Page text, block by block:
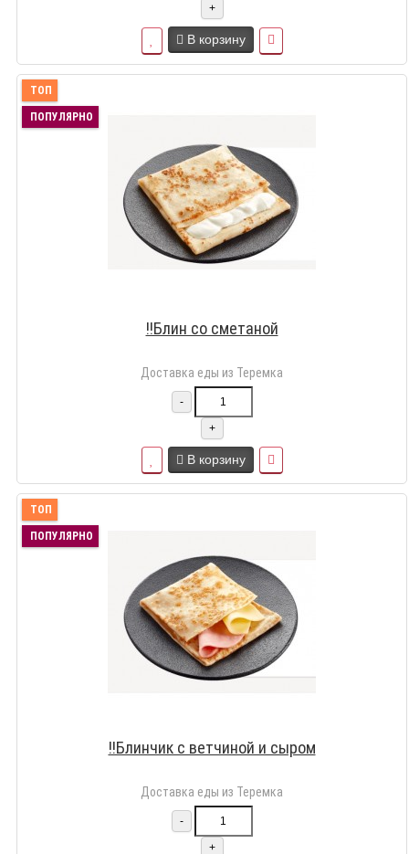
+
В корзину
ТОП
ПОПУЛЯРНО
!!Блин со сметаной
Доставка еды из Теремка
-
+
В корзину
ТОП
ПОПУЛЯРНО
!!Блинчик с ветчиной и сыром
Доставка еды из Теремка
-
+